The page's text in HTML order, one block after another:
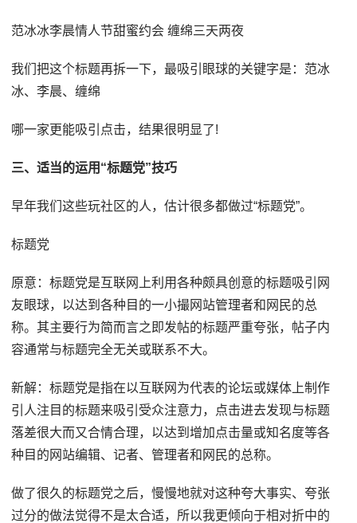
范冰冰李晨情人节甜蜜约会 缠绵三天两夜
我们把这个标题再拆一下，最吸引眼球的关键字是：范冰
冰、李晨、缠绵
哪一家更能吸引点击，结果很明显了!
三、适当的运用“标题党”技巧
早年我们这些玩社区的人，估计很多都做过“标题党”。
标题党
原意：标题党是互联网上利用各种颇具创意的标题吸引网
友眼球，以达到各种目的一小撮网站管理者和网民的总
称。其主要行为简而言之即发帖的标题严重夸张，帖子内
容通常与标题完全无关或联系不大。
新解：标题党是指在以互联网为代表的论坛或媒体上制作
引人注目的标题来吸引受众注意力，点击进去发现与标题
落差很大而又合情合理，以达到增加点击量或知名度等各
种目的网站编辑、记者、管理者和网民的总称。
做了很久的标题党之后，慢慢地就对这种夸大事实、夸张
过分的做法觉得不是太合适，所以我更倾向于相对折中的